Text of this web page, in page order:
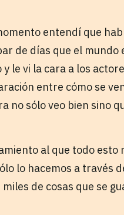
entendí que
de días que el mundo
le vi la cara a los
entre cómo se
no sólo veo bien sino
al que todo esto
lo hacemos a través
de cosas que se